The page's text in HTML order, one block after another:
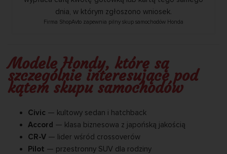
Firma ShopAvto zapewnia pilny skup samochodów Honda
Modele Hondy, które są
szczególnie interesujące pod
kątem skupu samochodów
Civic — kultowy sedan i hatchback
Accord — klasa biznesowa z japońską jakością
CR-V — lider wśród crossoverów
Pilot — przestronny SUV dla rodziny